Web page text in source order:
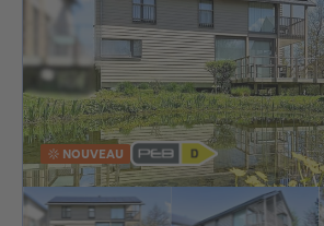
NOUVEAU